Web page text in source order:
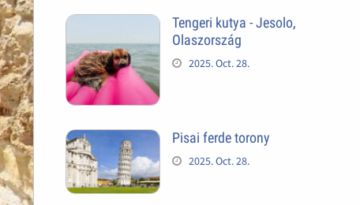
Tengeri kutya - Jesolo,
Olaszország
2025. Oct. 28.
Pisai ferde torony
2025. Oct. 28.